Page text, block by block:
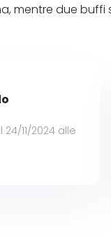
mentre due
24/11/2024 alle